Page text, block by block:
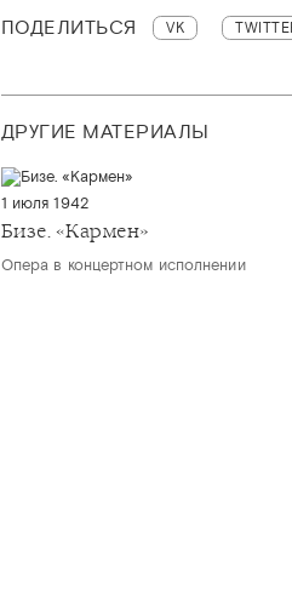
ПОДЕЛИТЬСЯ VK
ДРУГИЕ МАТЕРИАЛЫ
1 июля 1942
Бизе. «Кармен»
Опера в концертном исполнении